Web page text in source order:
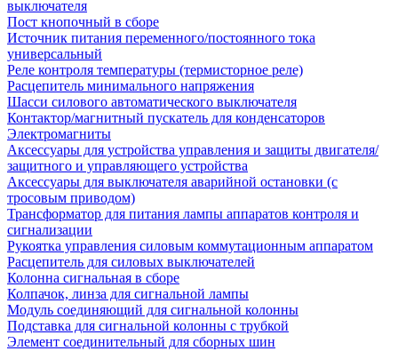
выключателя
Пост кнопочный в сборе
Источник питания переменного/постоянного тока
универсальный
Реле контроля температуры (термисторное реле)
Расцепитель минимального напряжения
Шасси силового автоматического выключателя
Контактор/магнитный пускатель для конденсаторов
Электромагниты
Аксессуары для устройства управления и защиты двигателя/
защитного и управляющего устройства
Аксессуары для выключателя аварийной остановки (с
тросовым приводом)
Трансформатор для питания лампы аппаратов контроля и
сигнализации
Рукоятка управления силовым коммутационным аппаратом
Расцепитель для силовых выключателей
Колонна сигнальная в сборе
Колпачок, линза для сигнальной лампы
Модуль соединяющий для сигнальной колонны
Подставка для сигнальной колонны с трубкой
Элемент соединительный для сборных шин